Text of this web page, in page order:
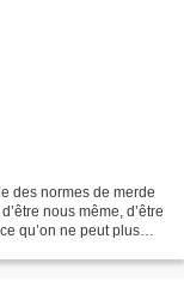
des normes de merde
nous même, d’être
qu’on ne peut plus